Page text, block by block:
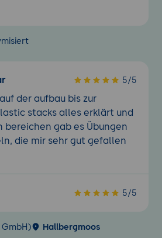
5/5
der aufbau bis zur
stacks alles erklärt und
bereichen gab es Übungen
die mir sehr gut gefallen
5/5
Hallbergmoos